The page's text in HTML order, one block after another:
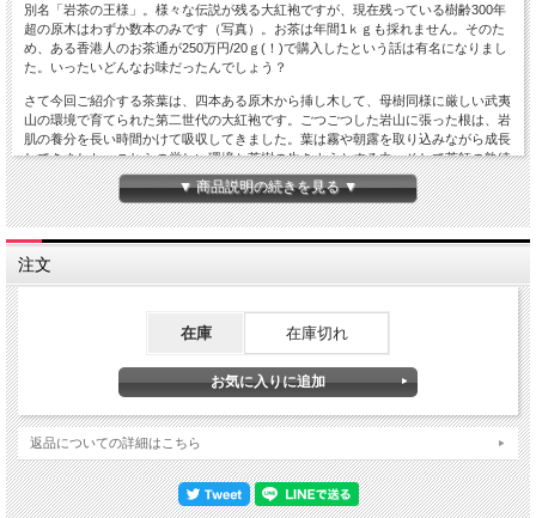
別名「岩茶の王様」。様々な伝説が残る大紅袍ですが、現在残っている樹齢300年
超の原木はわずか数本のみです（写真）。お茶は年間1ｋｇも採れません。そのた
め、ある香港人のお茶通が250万円/20ｇ(！)で購入したという話は有名になりまし
た。いったいどんなお味だったんでしょう？
さて今回ご紹介する茶葉は、四本ある原木から挿し木して、母樹同様に厳しい武夷
山の環境で育てられた第二世代の大紅袍です。ごつごつした岩山に張った根は、岩
肌の養分を長い時間かけて吸収してきました。葉は霧や朝露を取り込みながら成長
してきました。これらの厳しい環境と茶樹の生きようとする力、そして茶師の熟練
した腕と勘が素晴らしい「岩韻」を生み出しているように思えます。
仕上げは中火焙煎でやや軽めに仕上げています。中程度のボディーでさわやかな甘
味を含んでいます。さらに僅かにですがフルーティーな余韻も漂います。普通の大
紅袍を飲まれたことがある方は、きっとこの大紅袍に驚かれるはずです。
じっくり、何煎も何煎も時間をかけて飲んであげてください。口に入れるのは少し
▼ 商品説明の続きを見る ▼
注文
在庫 在庫切れ
返品についての詳細はこちら